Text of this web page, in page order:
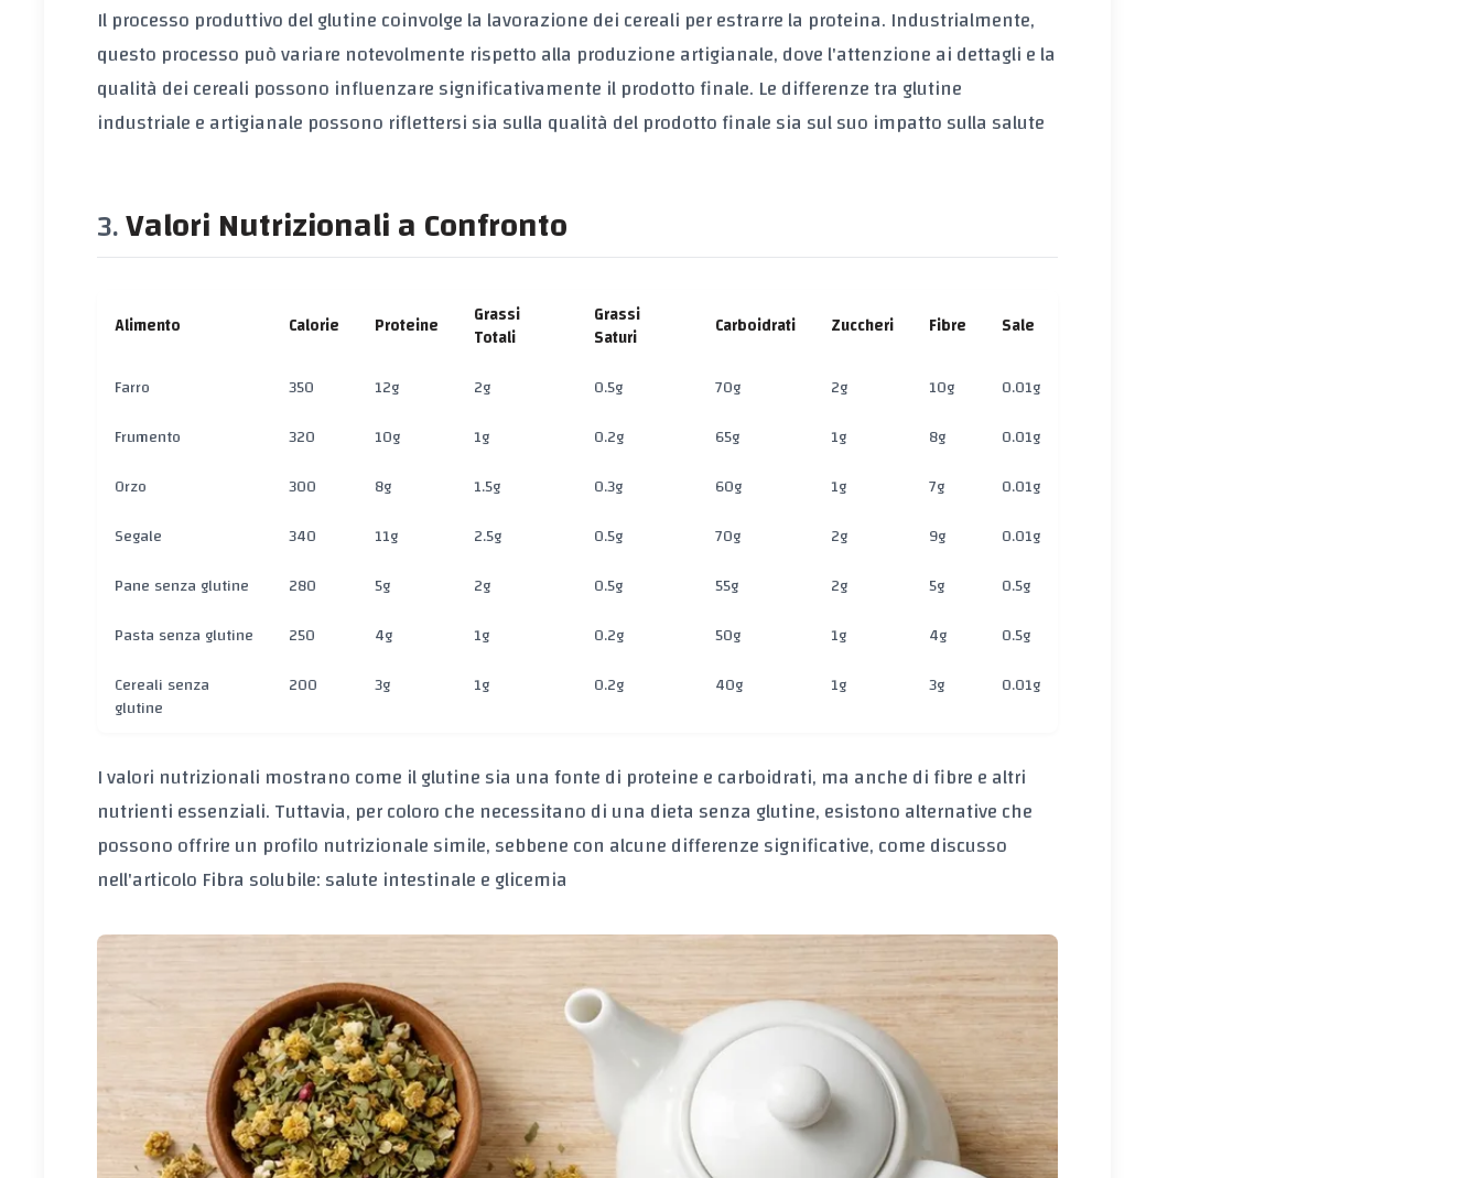
Il processo produttivo del glutine coinvolge la lavorazione dei cereali per estrarre la proteina. Industrialmente,
questo processo può variare notevolmente rispetto alla produzione artigianale, dove l'attenzione ai dettagli e la
qualità dei cereali possono influenzare significativamente il prodotto finale. Le differenze tra glutine
industriale e artigianale possono riflettersi sia sulla qualità del prodotto finale sia sul suo impatto sulla salute
Valori Nutrizionali a Confronto
Alimento Calorie Proteine Grassi
Totali
Grassi
Saturi Carboidrati Zuccheri Fibre Sale
Farro 350 12g 2g 0.5g 70g 2g 10g
0.01g
Frumento
320 10g 1g 0.2g 65g 1g 8g
0.01g
Orzo
300 8g 1.5g 0.3g 60g 1g 7g
0.01g
Segale
340 11g 2.5g 0.5g 70g 2g 9g
0.01g
Pane senza glutine
280 5g 2g 0.5g 55g 2g 5g
0.5g
Pasta senza glutine
250 4g 1g 0.2g 50g 1g 4g
0.5g
Cereali senza
glutine
200 3g 1g 0.2g 40g 1g 3g 0.01g
I valori nutrizionali mostrano come il glutine sia una fonte di proteine e carboidrati, ma anche di fibre e altri
nutrienti essenziali. Tuttavia, per coloro che necessitano di una dieta senza glutine, esistono alternative che
possono offrire un profilo nutrizionale simile, sebbene con alcune differenze significative, come discusso
nell'articolo Fibra solubile: salute intestinale e glicemia